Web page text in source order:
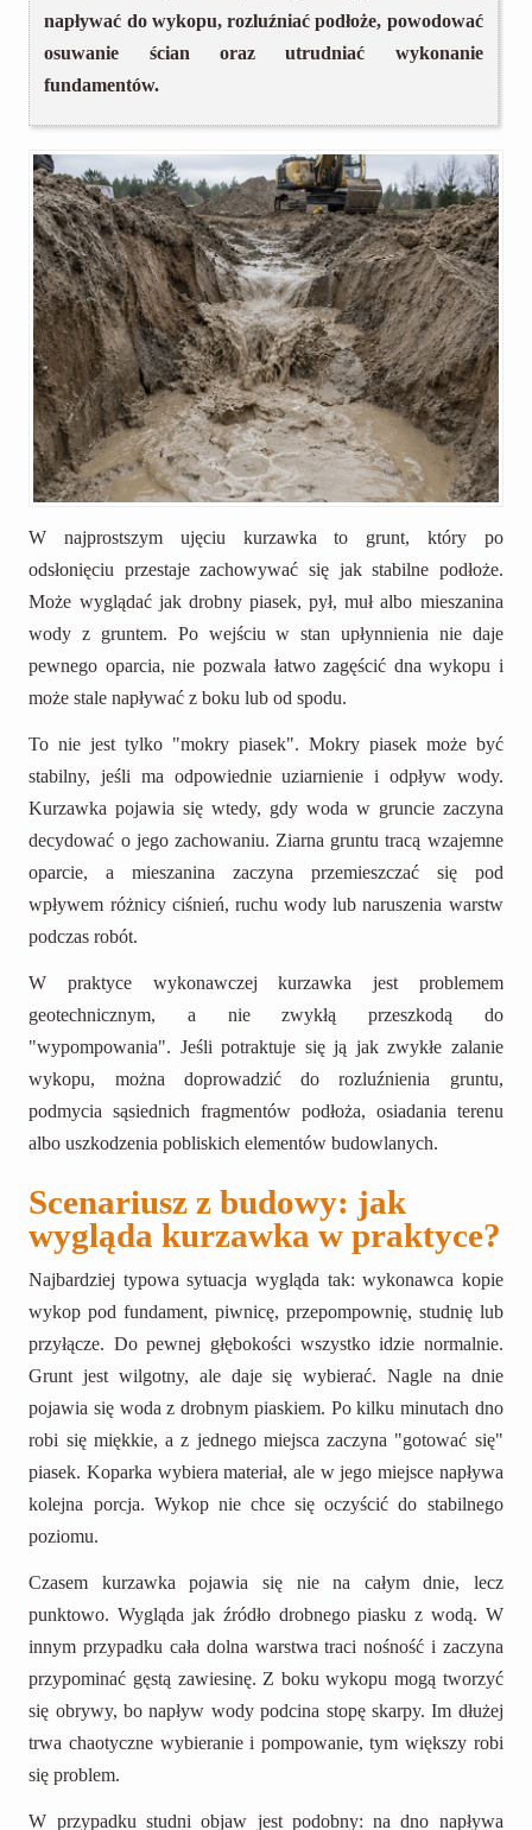
napływać do wykopu, rozluźniać podłoże, powodować
osuwanie ścian oraz utrudniać wykonanie
fundamentów.
W najprostszym ujęciu kurzawka to grunt, który po
odsłonięciu przestaje zachowywać się jak stabilne podłoże.
Może wyglądać jak drobny piasek, pył, muł albo mieszanina
wody z gruntem. Po wejściu w stan upłynnienia nie daje
pewnego oparcia, nie pozwala łatwo zagęścić dna wykopu i
może stale napływać z boku lub od spodu.
To nie jest tylko "mokry piasek". Mokry piasek może być
stabilny, jeśli ma odpowiednie uziarnienie i odpływ wody.
Kurzawka pojawia się wtedy, gdy woda w gruncie zaczyna
decydować o jego zachowaniu. Ziarna gruntu tracą wzajemne
oparcie, a mieszanina zaczyna przemieszczać się pod
wpływem różnicy ciśnień, ruchu wody lub naruszenia warstw
podczas robót.
W praktyce wykonawczej kurzawka jest problemem
geotechnicznym, a nie zwykłą przeszkodą do
"wypompowania". Jeśli potraktuje się ją jak zwykłe zalanie
wykopu, można doprowadzić do rozluźnienia gruntu,
podmycia sąsiednich fragmentów podłoża, osiadania terenu
albo uszkodzenia pobliskich elementów budowlanych.
Scenariusz z budowy: jak
wygląda kurzawka w praktyce?
Najbardziej typowa sytuacja wygląda tak: wykonawca kopie
wykop pod fundament, piwnicę, przepompownię, studnię lub
przyłącze. Do pewnej głębokości wszystko idzie normalnie.
Grunt jest wilgotny, ale daje się wybierać. Nagle na dnie
pojawia się woda z drobnym piaskiem. Po kilku minutach dno
robi się miękkie, a z jednego miejsca zaczyna "gotować się"
piasek. Koparka wybiera materiał, ale w jego miejsce napływa
kolejna porcja. Wykop nie chce się oczyścić do stabilnego
poziomu.
Czasem kurzawka pojawia się nie na całym dnie, lecz
punktowo. Wygląda jak źródło drobnego piasku z wodą. W
innym przypadku cała dolna warstwa traci nośność i zaczyna
przypominać gęstą zawiesinę. Z boku wykopu mogą tworzyć
się obrywy, bo napływ wody podcina stopę skarpy. Im dłużej
trwa chaotyczne wybieranie i pompowanie, tym większy robi
się problem.
W przypadku studni objaw jest podobny: na dno napływa